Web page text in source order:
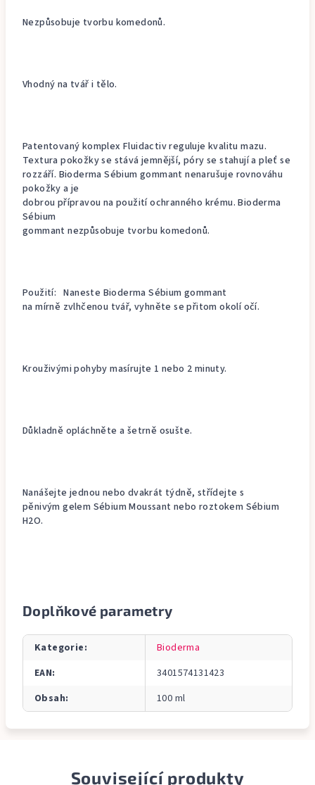
Nezpůsobuje tvorbu komedonů.
Vhodný na tvář i tělo.
Patentovaný komplex Fluidactiv reguluje kvalitu mazu.
Textura pokožky se stává jemnější, póry se stahují a pleť se
rozzáří. Bioderma Sébium gommant nenarušuje rovnováhu
pokožky a je
dobrou přípravou na použití ochranného krému. Bioderma
Sébium
gommant nezpůsobuje tvorbu komedonů.
Použití: Naneste Bioderma Sébium gommant
na mírně zvlhčenou tvář, vyhněte se přitom okolí očí.
Krouživými pohyby masírujte 1 nebo 2 minuty.
Důkladně opláchněte a šetrně osušte.
Nanášejte jednou nebo dvakrát týdně, střídejte s
pěnivým gelem Sébium Moussant nebo roztokem Sébium
H2O.
Doplňkové parametry
Kategorie:
Bioderma
EAN:
3401574131423
Obsah: 100 ml
Související produkty